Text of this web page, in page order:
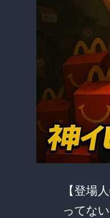
【登場
ってな